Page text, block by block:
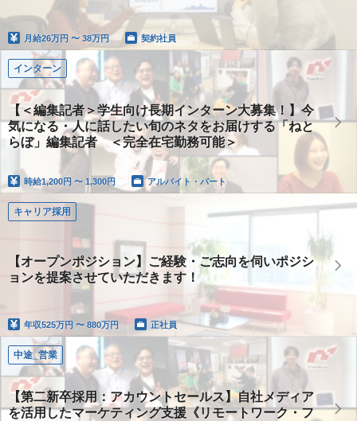
月給26万円 〜 38万円 契約社員
インターン
【＜編集記者＞学生向け長期インターン大募集！】今
気になる・人に話したい旬のネタをお届けする「ねと
らぼ」編集記者 ＜完全在宅勤務可能＞
時給1,200円 〜 1,300円 アルバイト・パート
キャリア採用
【オープンポジション】ご経験・ご志向を伺いポジシ
ョンを提案させていただきます！
年収525万円 〜 880万円 正社員
中途_営業
【第二新卒採用：アカウントセールス】自社メディア
を活用したマーケティング支援《リモートワーク・フ